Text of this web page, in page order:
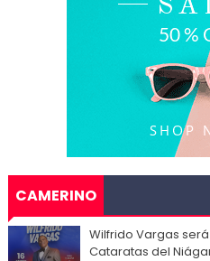
CAMERINO
Wilfrido Vargas
Cataratas del